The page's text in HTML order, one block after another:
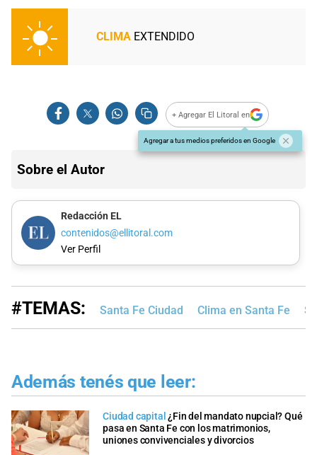
CLIMA EXTENDIDO
+ Agregar El Litoral en
Agregar a tus medios preferidos en Google
Sobre el Autor
Redacción EL
contenidos@ellitoral.com
Ver Perfil
#TEMAS: Santa Fe Ciudad Clima en Santa Fe
Además tenés que leer:
Ciudad capital ¿Fin del mandato nupcial? Qué
pasa en Santa Fe con los matrimonios,
uniones convivenciales y divorcios